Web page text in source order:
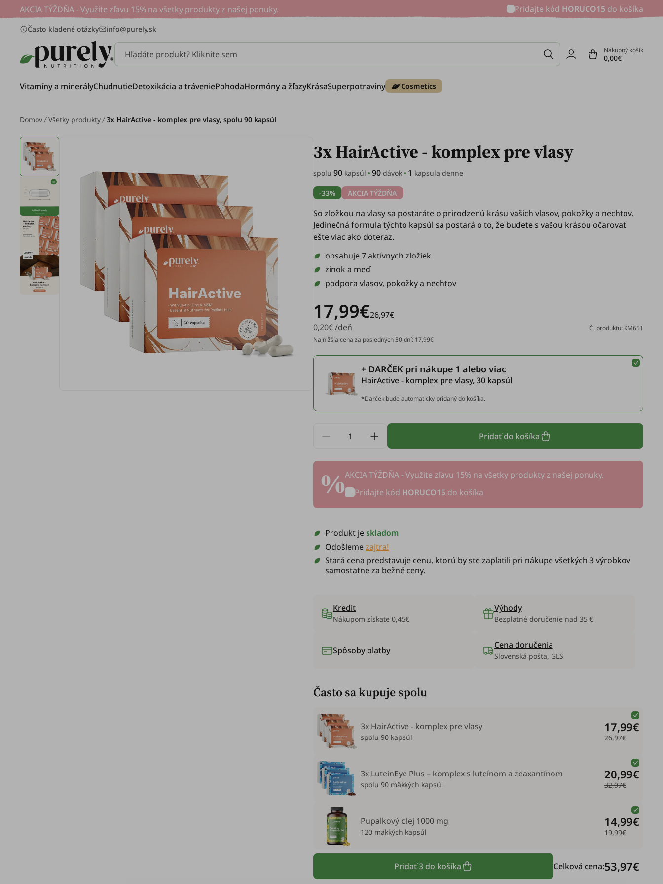
AKCIA TÝŽDŇA - Využite zľavu 15% na všetky produkty z našej ponuky. Pridajte kód HORUCO15 do košíka
Často kladené otázky info@purely.sk
Hľadáte produkt? Kliknite sem Nákupný košík
0,00€
Vitamíny a minerályChudnutieDetoxikácia a tráveniePohodaHormóny a žľazyKrásaSuperpotraviny Cosmetics
Domov Všetky produkty 3x HairActive - komplex pre vlasy, spolu 90 kapsúl
3x HairActive - komplex pre vlasy
spolu90 kapsúl 90 dávok 1 kapsula denne
-33% AKCIA TÝŽDŇA
So zložkou na vlasy sa postaráte o prirodzenú krásu vašich vlasov, pokožky a nechtov.
Jedinečná formula týchto kapsúl sa postará o to, že budete s vašou krásou očarovať
ešte viac ako doteraz.
obsahuje 7 aktívnych zložiek
zinok a meď
podpora vlasov, pokožky a nechtov
17,99€26,97€
0,20€ /deň
Č. produktu: KM651
Najnižšia cena za posledných 30 dní: 17,99€
+ DARČEK pri nákupe 1 alebo viac
HairActive - komplex pre vlasy, 30 kapsúl
*Darček bude automaticky pridaný do košíka.
Pridať do košíka
AKCIA TÝŽDŇA - Využite zľavu 15% na všetky produkty z našej ponuky.
Pridajte kód HORUCO15 do košíka
Produkt jeskladom
Odošlemezajtra!
Stará cena predstavuje cenu, ktorú by ste zaplatili pri nákupe všetkých 3 výrobkov
samostatne za bežné ceny.
Kredit
Nákupom získate0,45€
Výhody
Bezplatné doručenie nad 35 €
Spôsoby platby Cena doručenia
Slovenská pošta, GLS
Často sa kupuje spolu
3x HairActive - komplex pre vlasy
spolu 90 kapsúl
17,99€
26,97€
3x LuteinEye Plus – komplex s luteínom a zeaxantínom
spolu 90 mäkkých kapsúl
20,99€
32,97€
Pupalkový olej 1000 mg
120 mäkkých kapsúl
14,99€
19,99€
Pridať 3 do košíka Celková cena:53,97€